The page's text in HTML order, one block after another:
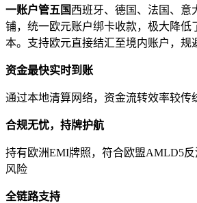
一账户管五国 西班牙、德国、法国、意
铺，统一欧元账户绑卡收款，极大降低
本。支持欧元直接结汇至境内账户，规
资金最快实时到账
通过本地清算网络，资金流转效率较传
合规无忧，持牌护航
持有欧洲EMI牌照，符合欧盟AMLD5
风险
全链路支持